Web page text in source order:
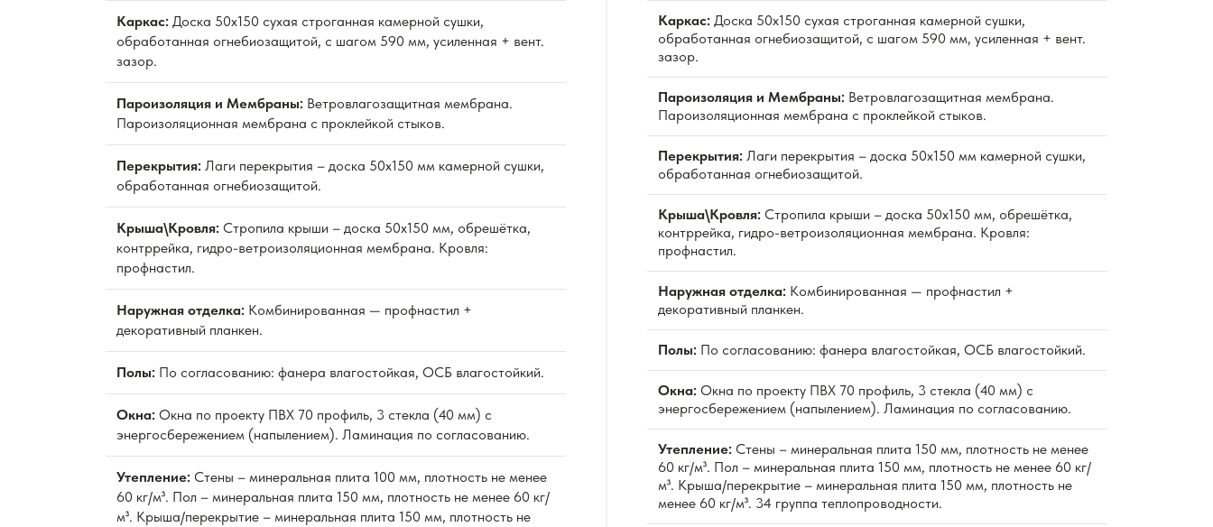
Каркас: Доска 50х150 сухая строганная камерной сушки,
обработанная огнебиозащитой, с шагом 590 мм, усиленная + вент.
зазор.
Пароизоляция и Мембраны: Ветровлагозащитная мембрана.
Пароизоляционная мембрана с проклейкой стыков.
Перекрытия: Лаги перекрытия – доска 50х150 мм камерной сушки,
обработанная огнебиозащитой.
Крыша\Кровля: Стропила крыши – доска 50х150 мм, обрешётка,
контррейка, гидро-ветроизоляционная мембрана. Кровля:
профнастил.
Наружная отделка: Комбинированная — профнастил +
декоративный планкен.
Полы: По согласованию: фанера влагостойкая, ОСБ влагостойкий.
Окна: Окна по проекту ПВХ 70 профиль, 3 стекла (40 мм) с
энергосбережением (напылением). Ламинация по согласованию.
Утепление: Стены – минеральная плита 100 мм, плотность не менее
60 кг/м³. Пол – минеральная плита 150 мм, плотность не менее 60 кг/
м³. Крыша/перекрытие – минеральная плита 150 мм, плотность не
Каркас: Доска 50х150 сухая строганная камерной сушки,
обработанная огнебиозащитой, с шагом 590 мм, усиленная + вент.
зазор.
Пароизоляция и Мембраны: Ветровлагозащитная мембрана.
Пароизоляционная мембрана с проклейкой стыков.
Перекрытия: Лаги перекрытия – доска 50х150 мм камерной сушки,
обработанная огнебиозащитой.
Крыша\Кровля: Стропила крыши – доска 50х150 мм, обрешётка,
контррейка, гидро-ветроизоляционная мембрана. Кровля:
профнастил.
Наружная отделка: Комбинированная — профнастил +
декоративный планкен.
Полы: По согласованию: фанера влагостойкая, ОСБ влагостойкий.
Окна: Окна по проекту ПВХ 70 профиль, 3 стекла (40 мм) с
энергосбережением (напылением). Ламинация по согласованию.
Утепление: Стены – минеральная плита 150 мм, плотность не менее
60 кг/м³. Пол – минеральная плита 150 мм, плотность не менее 60 кг/
м³. Крыша/перекрытие – минеральная плита 150 мм, плотность не
менее 60 кг/м³. 34 группа теплопроводности.